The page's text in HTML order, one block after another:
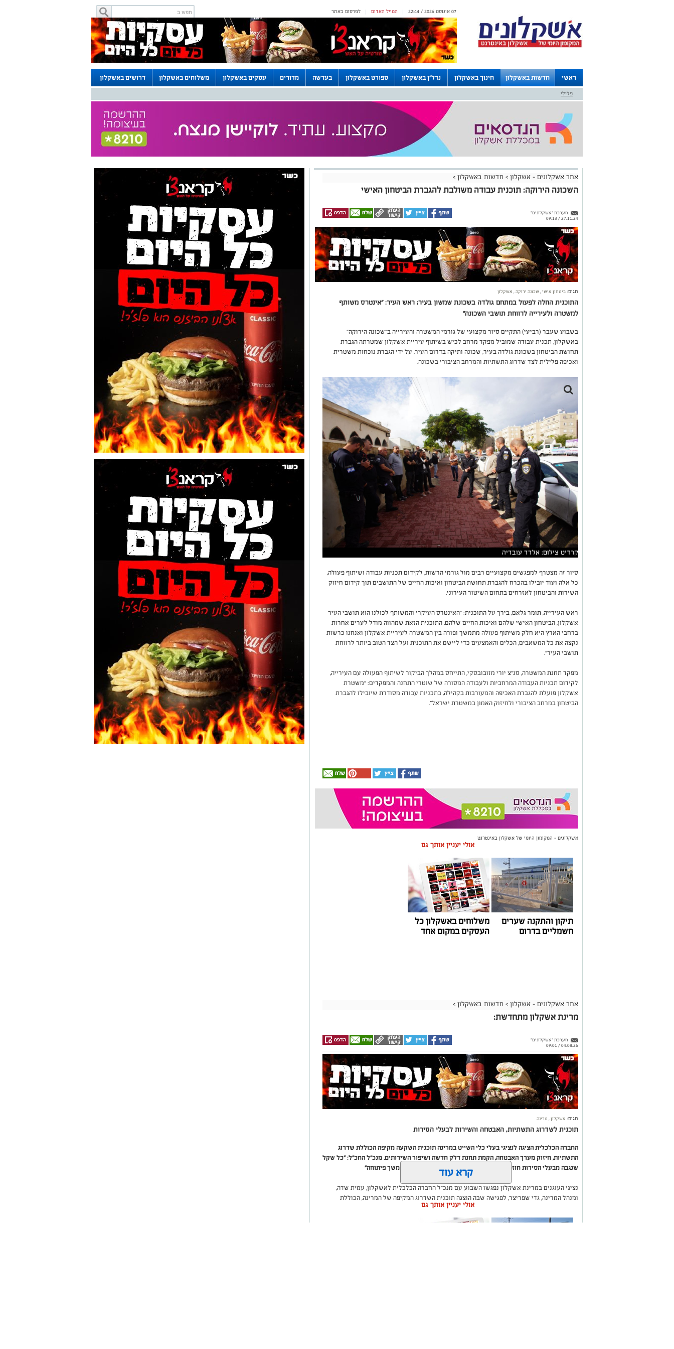
לפרסום באתר | המייל האדום | 07 אוגוסט 2026 / 22:44
ראשי חדשות באשקלון חינוך באשקלון נדל"ן באשקלון ספורט באשקלון בעדשה מדורים עסקים באשקלון משלוחים באשקלון דרושים באשקלון
לוחות
פלילי
אתר אשקלונים - אשקלון > חדשות באשקלון >
השכונה הירוקה: תוכנית עבודה משולבת להגברת הביטחון האישי
מערכת "אשקלונים"
27.11.24 / 09:13
תגים: ביטחון אישי,שכונה ירוקה, אשקלון
התוכנית החלה לפעול במתחם גולדה בשכונת שמשון בעיר; ראש העיר: "אינטרס משותף
למשטרה ולעירייה לרווחת תושבי השכונה"
בשבוע שעבר (רביעי) התקיים סיור מקצועי של גורמי המשטרה והעירייה ב״שכונה הירוקה״
באשקלון, תכנית עבודה שמוביל מפקד מרחב לכיש בשיתוף עיריית אשקלון שמטרתה הגברת
תחושת הביטחון בשכונת גולדה בעיר, שכונה ותיקה בדרום העיר, על ידי הגברת נוכחות משטרית
ואכיפה פלילית לצד שדרוג התשתיות והמרחב הציבורי בשכונה.
קרדיט צילום: אלדד עובדיה
סיור זה מצטרף למפגשים מקצועיים רבים מול גורמי הרשות, לקידום תכניות עבודה ושיתוף פעולה,
כל אלה ועוד יובילו בהכרח להגברת תחושת הביטחון ואיכות החיים של התושבים תוך קידום חיזוק
השירות והביטחון לאזרחים בתחום השיטור העירוני.
ראש העירייה, תומר גלאם, בירך על התוכנית: ״האינטרס העיקרי והמשותף לכולנו הוא תושבי העיר
אשקלון, הביטחון האישי שלהם ואיכות החיים שלהם. התוכנית הזאת שמהווה מודל לערים אחרות
ברחבי הארץ היא חלק משיתוף פעולה מתמשך ופורה בין המשטרה לעיריית אשקלון ואנחנו כרשות
נקצה את כל המשאבים, הכלים והאמצעים כדי ליישם את התוכנית ועל הצד הטוב ביותר לרווחת
תושבי העיר״.
מפקד תחנת המשטרה, סנ״צ יורי מזובובסקי, התייחס במהלך הביקור לשיתוף הפעולה עם העירייה,
לקידום תכניות העבודה המרחביות ולעבודה המסורה של שוטרי התחנה והמפקדים: ״משטרת
אשקלון פועלת להגברת האכיפה והמעורבות בקהילה, בתכניות עבודה מסודרת שיובילו להגברת
הביטחון במרחב הציבורי ולחיזוק האמון במשטרת ישראל״.
אשקלונים - המקומון היומי של אשקלון באינטרנט
אולי יעניין אותך גם
תיקון והתקנה שערים
חשמליים בדרום
משלוחים באשקלון כל
העסקים במקום אחד
אתר אשקלונים - אשקלון > חדשות באשקלון >
מרינת אשקלון מתחדשת:
מערכת "אשקלונים"
04.08.26 / 09:01
תגים: אשקלון, מרינה
תוכנית לשדרוג התשתיות, האבטחה והשירות לבעלי הסירות
החברה הכלכלית הציגה לנציגי בעלי כלי השייט במרינה תוכנית השקעה מקיפה הכוללת שדרוג
התשתיות, חיזוק מערך האבטחה, הקמת תחנת דלק חדשה ושיפור השירותים. מנכ"ל החכ"ל: "כל שקל
שנגבה מבעלי הסירות חוזר בחזרה אליהם באמצעות שיפור המרינה והמשך פיתוחה"
נציגי העוגנים במרינת אשקלון נפגשו השבוע עם מנכ"ל החברה הכלכלית לאשקלון, עמית שדה,
ומנהל המרינה, גדי שפריצר, לפגישה שבה הוצגה תוכנית השדרוג המקיפה של המרינה, הכוללת
השקעה בתשתיות, בביטחון, בשירותים ובפיתוח המקום לטובת ציבור בעלי הסירות.
קרא עוד
אולי יעניין אותך גם